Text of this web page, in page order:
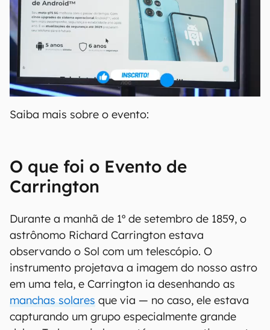
Saiba mais sobre o evento:
O que foi o Evento de
Carrington
Durante a manhã de 1º de setembro de 1859, o
astrônomo Richard Carrington estava
observando o Sol com um telescópio. O
instrumento projetava a imagem do nosso astro
em uma tela, e Carrington ia desenhando as
manchas solares que via — no caso, ele estava
capturando um grupo especialmente grande